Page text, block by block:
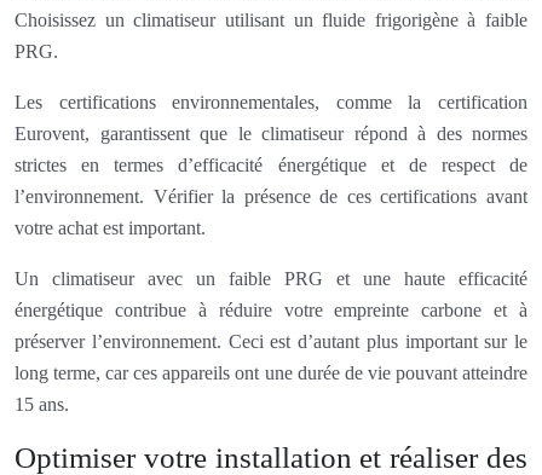
Choisissez un climatiseur utilisant un fluide frigorigène à faible
PRG.
Les certifications environnementales, comme la certification
Eurovent, garantissent que le climatiseur répond à des normes
strictes en termes d’efficacité énergétique et de respect de
l’environnement. Vérifier la présence de ces certifications avant
votre achat est important.
Un climatiseur avec un faible PRG et une haute efficacité
énergétique contribue à réduire votre empreinte carbone et à
préserver l’environnement. Ceci est d’autant plus important sur le
long terme, car ces appareils ont une durée de vie pouvant atteindre
15 ans.
Optimiser votre installation et réaliser des